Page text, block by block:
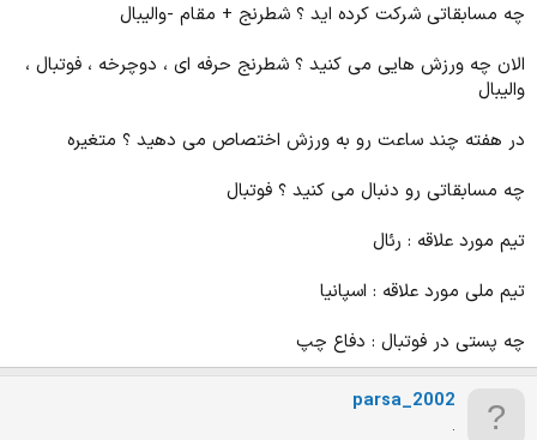
چه مسابقاتی شرکت کرده اید ؟ شطرنج + مقام -والیبال
الان چه ورزش هایی می کنید ؟ شطرنج حرفه ای ، دوچرخه ، فوتبال ،
والیبال
در هفته چند ساعت رو به ورزش اختصاص می دهید ؟ متغیره
چه مسابقاتی رو دنبال می کنید ؟ فوتبال
تیم مورد علاقه : رئال
تیم ملی مورد علاقه : اسپانیا
چه پستی در فوتبال : دفاع چپ
parsa_2002
.